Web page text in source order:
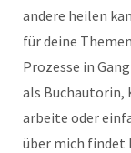
andere heilen
für deine
Prozesse in
als
arbeite oder
über mich findet